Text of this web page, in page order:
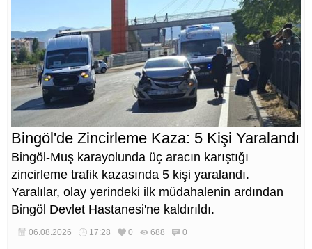
Bingöl'de Zincirleme Kaza: 5 Kişi Yaralandı
Bingöl-Muş karayolunda üç aracın karıştığı
zincirleme trafik kazasında 5 kişi yaralandı.
Yaralılar, olay yerindeki ilk müdahalenin ardından
Bingöl Devlet Hastanesi'ne kaldırıldı.
06.08.2026 17:28 0 688 0